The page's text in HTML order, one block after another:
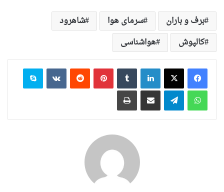
برف و باران سرمای هوا
شاهرود
کالپوش
هواشناسی
لینکدین ‫تامبلر ‫پین‌ترست‫رددیت ‫VKontakteاسکایپ
واتس آپ
تلگرام اشتراک گذاری از طریق ایمیل چاپ